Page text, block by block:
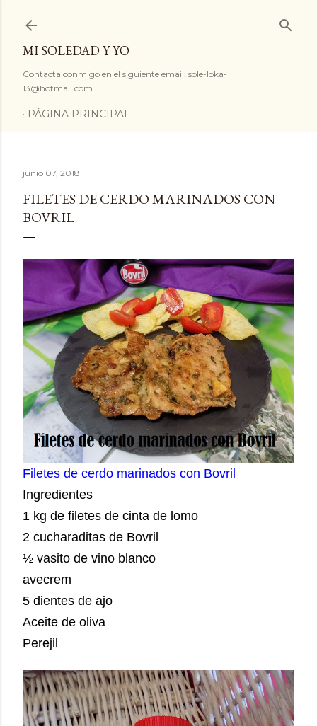
MI SOLEDAD Y YO
Contacta conmigo en el siguiente email: sole-loka-
13@hotmail.com
PÁGINA PRINCIPAL
junio 07, 2018
FILETES DE CERDO MARINADOS CON
BOVRIL
Filetes de cerdo marinados con Bovril
Ingredientes
1 kg de filetes de cinta de lomo
2 cucharaditas de Bovril
½ vasito de vino blanco
avecrem
5 dientes de ajo
Aceite de oliva
Perejil